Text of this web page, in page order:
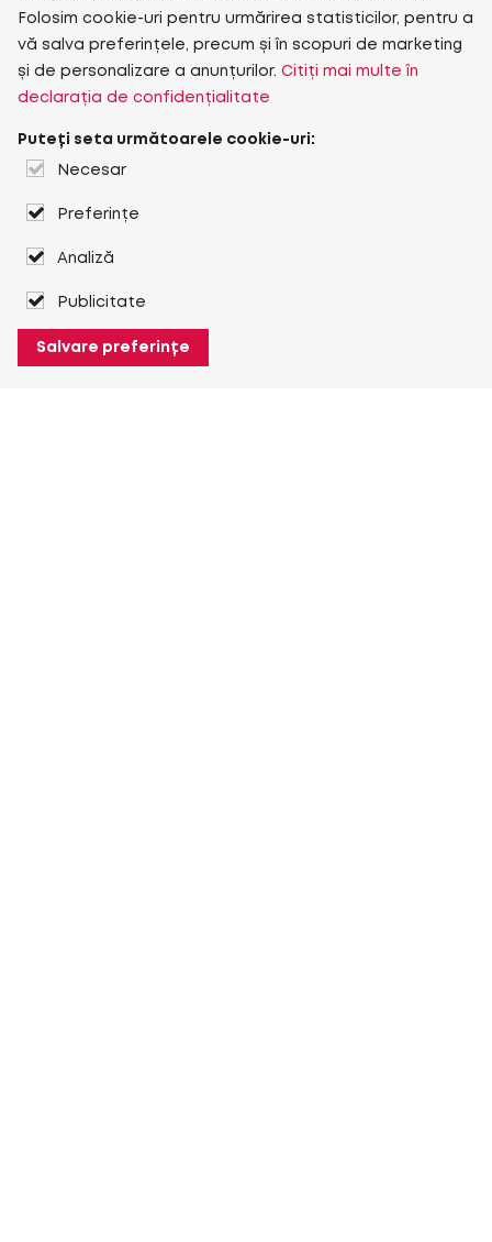
Folosim cookie-uri pentru urmărirea statisticilor, pentru a
vă salva preferințele, precum și în scopuri de marketing
și de personalizare a anunțurilor. Citiți mai multe în
declarația de confidențialitate
Puteți seta următoarele cookie-uri:
Necesar
Preferințe
Analiză
Publicitate
Salvare preferințe